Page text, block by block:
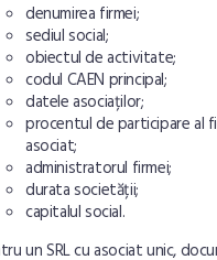
denumirea firmei;
sediul social;
obiectul de activitate;
codul CAEN principal;
datele asociaților;
procentul de participare al
asociat;
administratorul firmei;
durata societății;
capitalul social.
un SRL cu asociat unic,